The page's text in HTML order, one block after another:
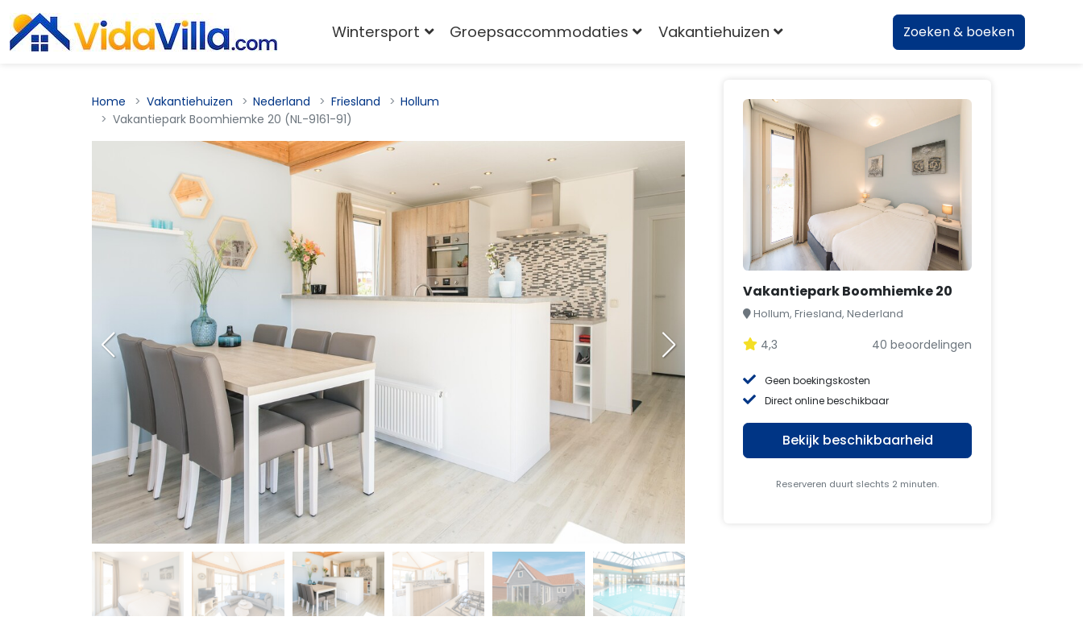
Home Vakantiehuizen Nederland Friesland
Hollum
Vakantiepark Boomhiemke 20 (NL-9161-91)
Vakantiepark Boomhiemke 20
Hollum, Friesland, Nederland
4,3 40 beoordelingen
Geen boekingskosten
Direct online beschikbaar
Bekijk beschikbaarheid
Reserveren duurt slechts 2 minuten.
Wintersport Groepsaccommodaties Vakantiehuizen Zoeken & boeken